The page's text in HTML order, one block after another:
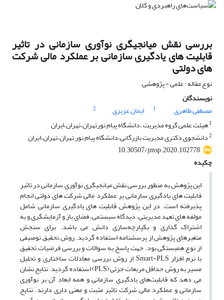
بررسی نقش میانجیگری نوآوری سازمانی در تاثیر
قابلیت های یادگیری سازمانی بر عملکرد مالی شرکت
های دولتی
نوع مقاله : علمی - پژوهشی
نویسندگان
مصطفی طاهری
1 ایمان َعزیزی
2
1هیئت علمی گروه مدیریت ،دانشگاه پیام نورتهران،تهران،ایران
2دانشجوی دکتری مدیریت بازرگانی،دانشگاه پیام نور تهران،تهران،ایران
10.30507/jmsp.2020.102778
چکیده
این پژوهش به منظور بررسی نقش میانجیگری نوآوری سازمانی در تاثیر
قابلیت های یادگیری سازمانی بر عملکرد مالی شرکت های دولتی انجام
پذیرفته است. در این پژوهش قابلیت های یادگیری سازمانی شامل
مولفه های تعهد مدیریتی، دیدگاه سیستمی، فضای باز و آزمایشگری و به
اشتراک گذاری و یکپارچه‌سازی دانش می باشد. برای سنجش
متغیرهای پژوهش از پرسشنامه استفاده گردید. روش تحقیق توصیفی
از نوع همبستگی بود. جهت پاسخ به سوالات و بررسی فرضیات تحقیق
با نرم افزار Smart-PLS از روش بررسی معادلات ساختاری و تحلیل
مسیر به روش حداقل مربعات جزئی (PLS) استفاده گردید. نتایج نشان
می دهد که قابلیت‌های یادگیری سازمانی و همه ابعاد آن بر نوآوری
سازمانی و عملکرد مالی شرکت تاثیر مثبت و معنی داری دارند. نتایج